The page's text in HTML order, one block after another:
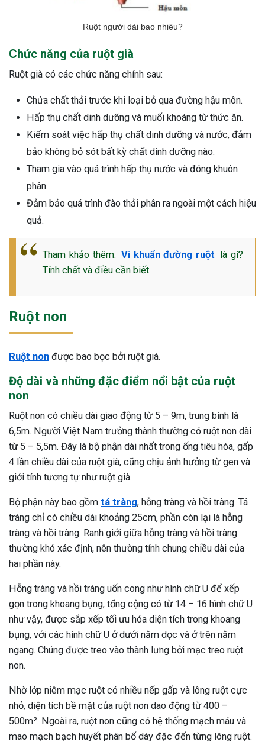
Ruột người dài bao nhiêu?
Chức năng của ruột già
Ruột già có các chức năng chính sau:
Chứa chất thải trước khi loại bỏ qua đường hậu môn.
Hấp thụ chất dinh dưỡng và muối khoáng từ thức ăn.
Kiểm soát việc hấp thụ chất dinh dưỡng và nước, đảm
bảo không bỏ sót bất kỳ chất dinh dưỡng nào.
Tham gia vào quá trình hấp thụ nước và đóng khuôn
phân.
Đảm bảo quá trình đào thải phân ra ngoài một cách hiệu
quả.
Tham khảo thêm: Vi khuẩn đường ruột là gì?
Tính chất và điều cần biết
Ruột non
Ruột non được bao bọc bởi ruột già.
Độ dài và những đặc điểm nổi bật của ruột
non
Ruột non có chiều dài giao động từ 5 – 9m, trung bình là
6,5m. Người Việt Nam trưởng thành thường có ruột non dài
từ 5 – 5,5m. Đây là bộ phận dài nhất trong ống tiêu hóa, gấp
4 lần chiều dài của ruột già, cũng chịu ảnh hưởng từ gen và
giới tính tương tự như ruột già.
Bộ phận này bao gồm tá tràng, hỗng tràng và hồi tràng. Tá
tràng chỉ có chiều dài khoảng 25cm, phần còn lại là hỗng
tràng và hồi tràng. Ranh giới giữa hỗng tràng và hồi tràng
thường khó xác định, nên thường tính chung chiều dài của
hai phần này.
Hỗng tràng và hồi tràng uốn cong như hình chữ U để xếp
gọn trong khoang bụng, tổng cộng có từ 14 – 16 hình chữ U
như vậy, được sắp xếp tối ưu hóa diện tích trong khoang
bụng, với các hình chữ U ở dưới nằm dọc và ở trên nằm
ngang. Chúng được treo vào thành lưng bởi mạc treo ruột
non.
Nhờ lớp niêm mạc ruột có nhiều nếp gấp và lông ruột cực
nhỏ, diện tích bề mặt của ruột non dao động từ 400 –
500m². Ngoài ra, ruột non cũng có hệ thống mạch máu và
mao mạch bạch huyết phân bố dày đặc đến từng lông ruột.